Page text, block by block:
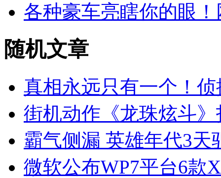
各种豪车亮瞎你的眼
随机文章
真相永远只有一个！
街机动作《龙珠炫斗
霸气侧漏 英雄年代3天
微软公布WP7平台6款